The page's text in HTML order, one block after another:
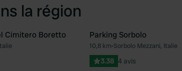
la région
Préféré
Cimitero Boretto Parking Sorbolo
10,8 km•Sorbolo Mezzani, Italie
3.38 4 avis